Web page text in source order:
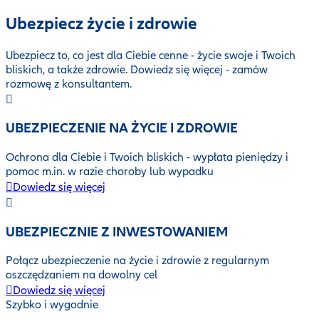
Ubezpiecz życie i zdrowie
Ubezpiecz to, co jest dla Ciebie cenne - życie swoje i Twoich
bliskich, a także zdrowie. Dowiedz się więcej - zamów
rozmowę z konsultantem.
UBEZPIECZENIE NA ŻYCIE I ZDROWIE
Ochrona dla Ciebie i Twoich bliskich - wypłata pieniędzy i
pomoc m.in. w razie choroby lub wypadku
Dowiedz się więcej
UBEZPIECZNIE Z INWESTOWANIEM
Połącz ubezpieczenie na życie i zdrowie z regularnym
oszczędzaniem na dowolny cel
Dowiedz się więcej
Szybko i wygodnie